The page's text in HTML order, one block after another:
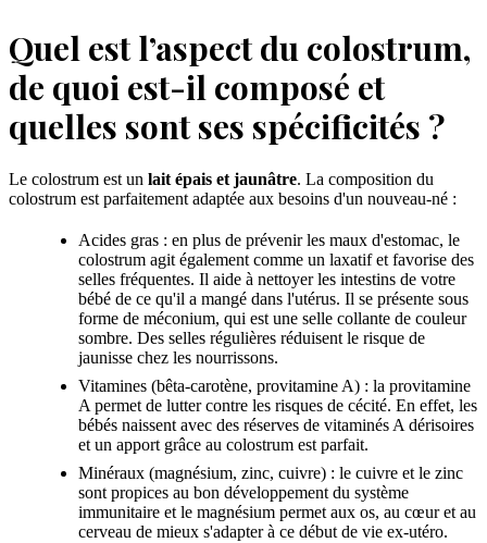
Quel est l’aspect du colostrum,
de quoi est-il composé et
quelles sont ses spécificités ?
Le colostrum est un lait épais et jaunâtre. La composition du
colostrum est parfaitement adaptée aux besoins d'un nouveau-né :
Acides gras : en plus de prévenir les maux d'estomac, le
colostrum agit également comme un laxatif et favorise des
selles fréquentes. Il aide à nettoyer les intestins de votre
bébé de ce qu'il a mangé dans l'utérus. Il se présente sous
forme de méconium, qui est une selle collante de couleur
sombre. Des selles régulières réduisent le risque de
jaunisse chez les nourrissons.
Vitamines (bêta-carotène, provitamine A) : la provitamine
A permet de lutter contre les risques de cécité. En effet, les
bébés naissent avec des réserves de vitaminés A dérisoires
et un apport grâce au colostrum est parfait.
Minéraux (magnésium, zinc, cuivre) : le cuivre et le zinc
sont propices au bon développement du système
immunitaire et le magnésium permet aux os, au cœur et au
cerveau de mieux s'adapter à ce début de vie ex-utéro.